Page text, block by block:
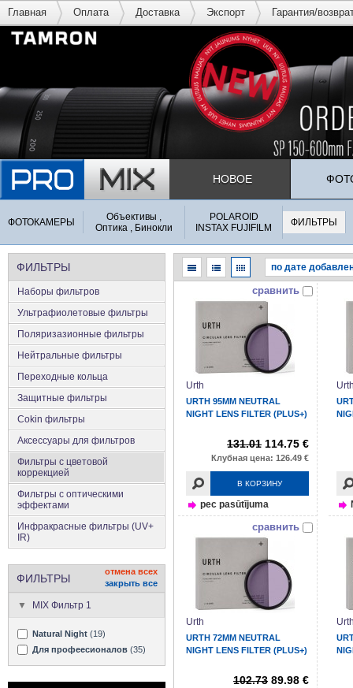
Главная Оплата Доставка Экспорт Гарантия/
НОВОЕ
ФОТОКАМЕРЫ
Объективы ,
Оптика , Бинокли
POLAROID
INSTAX FUJIFILM
ФИЛЬТРЫ
ФИЛЬТРЫ
Наборы фильтров
Ультрафиолетовые фильтры
Поляризазионные фильтры
Нейтральные фильтры
Переходные кольца
Защитные фильтры
Cokin фильтры
Аксесcуары для фильтров
Фильтры с цветовой
коррекцией
Фильтры с оптическими
эффектами
Инфракрасные фильтры (UV+
IR)
ФИЛЬТРЫ
отмена всех
закрыть все
MIX Фильтр 1
Natural Night (19)
Для профеесионалов (35)
сравнить
Urth
URTH 95MM NEUTRAL
NIGHT LENS FILTER (PLUS+)
131.01 114.75 €
Клубная цена: 126.49 €
В КОРЗИНУ
pec pasūtījuma
сравнить
Urth
URTH 72MM NEUTRAL
NIGHT LENS FILTER (PLUS+)
102.73 89.98 €